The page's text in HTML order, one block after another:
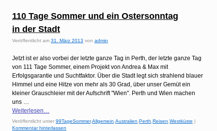
e
s
t
110 Tage Sommer und ein Ostersonntag
in der Stadt
Veröffentlicht am 31. März 2013 von admin
Jetzt ist er also vorbei der letzte ganze Tag in Perth, der letzte ganze Tag
von 111 Tage Sommer, einem Projekt von Andrea & Max mit
Erfolgsgarantie und Suchtfaktor. Über die Stadt legt sich strahlend blauer
Himmel und eine Hitze von mehr als 30 Grad, über unser Gemüt ein
kleiner Grauschleier mit der Aufschrift "Wien". Perth und Wien machen
uns …
Weiterlesen…
Veröffentlicht unter 99TageSommer,Allgemein Australien Perth Reisen Westküste |
Kommentar hinterlassen